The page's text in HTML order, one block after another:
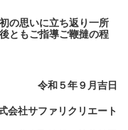
の思いに立ち返り一所
ともご指導ご鞭撻の程
令和５年９月吉日
会社サファリクリエート